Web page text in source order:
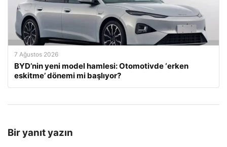
7 Ağustos 2026
BYD’nin yeni model hamlesi: Otomotivde ‘erken
eskitme’ dönemi mi başlıyor?
Bir yanıt yazın